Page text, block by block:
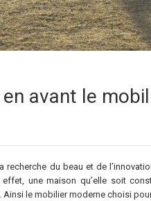
avant le
recherche du beau et de
effet, une maison qu’elle soit
Ainsi le mobilier moderne choisi